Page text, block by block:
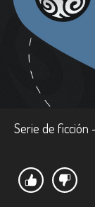
Serie de ficción